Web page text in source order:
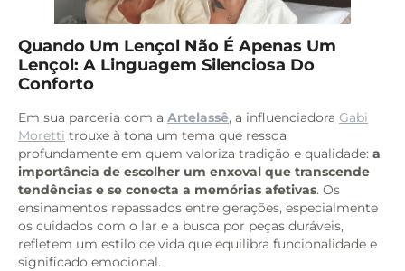
Quando Um Lençol Não É Apenas Um
Lençol: A Linguagem Silenciosa Do
Conforto
Em sua parceria com a Artelassê, a influenciadora Gabi
Moretti trouxe à tona um tema que ressoa
profundamente em quem valoriza tradição e qualidade: a
importância de escolher um enxoval que transcende
tendências e se conecta a memórias afetivas. Os
ensinamentos repassados entre gerações, especialmente
os cuidados com o lar e a busca por peças duráveis,
refletem um estilo de vida que equilibra funcionalidade e
significado emocional.